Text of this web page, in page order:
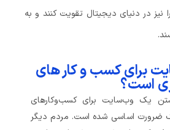
نیز در دنیای دیجیتال تقویت کنند و به
برای کسب‌ و کار های
است؟
یک وب‌سایت برای کسب‌وکارهای
ضرورت اساسی شده است. مردم دیگر